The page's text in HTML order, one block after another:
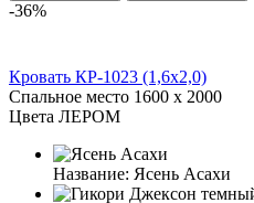
-36%
Кровать КР-1023 (1,6x2,0)
Спальное место 1600 x 2000
Цвета ЛЕРОМ
Название: Ясень Асахи